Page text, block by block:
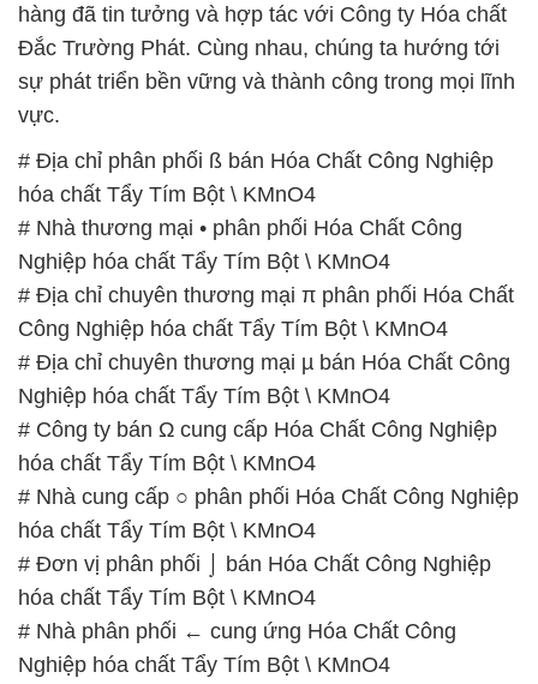
hàng đã tin tưởng và hợp tác với Công ty Hóa chất
Đắc Trường Phát. Cùng nhau, chúng ta hướng tới
sự phát triển bền vững và thành công trong mọi lĩnh
vực.
# Địa chỉ phân phối ß bán Hóa Chất Công Nghiệp
hóa chất Tẩy Tím Bột \ KMnO4
# Nhà thương mại • phân phối Hóa Chất Công
Nghiệp hóa chất Tẩy Tím Bột \ KMnO4
# Địa chỉ chuyên thương mại π phân phối Hóa Chất
Công Nghiệp hóa chất Tẩy Tím Bột \ KMnO4
# Địa chỉ chuyên thương mại µ bán Hóa Chất Công
Nghiệp hóa chất Tẩy Tím Bột \ KMnO4
# Công ty bán Ω cung cấp Hóa Chất Công Nghiệp
hóa chất Tẩy Tím Bột \ KMnO4
# Nhà cung cấp ○ phân phối Hóa Chất Công Nghiệp
hóa chất Tẩy Tím Bột \ KMnO4
# Đơn vị phân phối ⌡ bán Hóa Chất Công Nghiệp
hóa chất Tẩy Tím Bột \ KMnO4
# Nhà phân phối ← cung ứng Hóa Chất Công
Nghiệp hóa chất Tẩy Tím Bột \ KMnO4